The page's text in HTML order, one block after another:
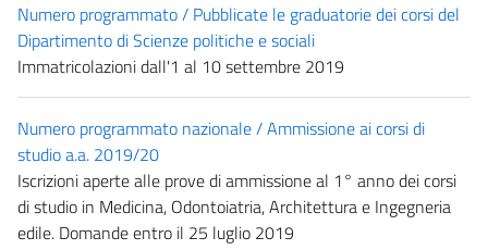
Numero programmato / Pubblicate le graduatorie dei corsi del
Dipartimento di Scienze politiche e sociali
Immatricolazioni dall'1 al 10 settembre 2019
Numero programmato nazionale / Ammissione ai corsi di
studio a.a. 2019/20
Iscrizioni aperte alle prove di ammissione al 1° anno dei corsi
di studio in Medicina, Odontoiatria, Architettura e Ingegneria
edile. Domande entro il 25 luglio 2019